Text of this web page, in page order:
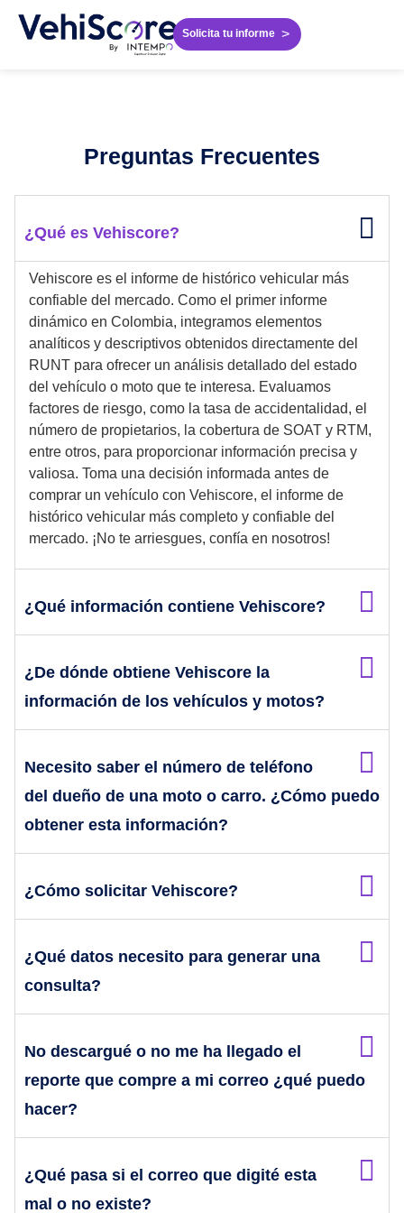
Solicita tu informe >
Preguntas Frecuentes
¿Qué es Vehiscore?
Vehiscore es el informe de histórico vehicular más
confiable del mercado. Como el primer informe
dinámico en Colombia, integramos elementos
analíticos y descriptivos obtenidos directamente del
RUNT para ofrecer un análisis detallado del estado
del vehículo o moto que te interesa. Evaluamos
factores de riesgo, como la tasa de accidentalidad, el
número de propietarios, la cobertura de SOAT y RTM,
entre otros, para proporcionar información precisa y
valiosa. Toma una decisión informada antes de
comprar un vehículo con Vehiscore, el informe de
histórico vehicular más completo y confiable del
mercado. ¡No te arriesgues, confía en nosotros!
¿Qué información contiene Vehiscore?
¿De dónde obtiene Vehiscore la
información de los vehículos y motos?
Necesito saber el número de teléfono
del dueño de una moto o carro. ¿Cómo puedo
obtener esta información?
¿Cómo solicitar Vehiscore?
¿Qué datos necesito para generar una
consulta?
No descargué o no me ha llegado el
reporte que compre a mi correo ¿qué puedo
hacer?
¿Qué pasa si el correo que digité esta
mal o no existe?